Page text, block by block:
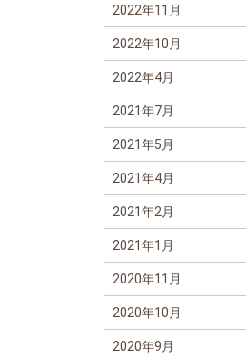
2022年11月
2022年10月
2022年4月
2021年7月
2021年5月
2021年4月
2021年2月
2021年1月
2020年11月
2020年10月
2020年9月